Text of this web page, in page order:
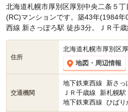
北海道札幌市厚別区厚別中央二条５
(RC)マンションです。築43年(1984
西線 新さっぽろ駅 徒歩3分。ＪＲ千
在スマイティに賃貸募集中の部屋が1
住所
北海道札幌市厚別区
地図・周辺情報
交通機関
地下鉄東西線 新さっ
ＪＲ千歳線
新札幌駅
地下鉄東西線 ひばり